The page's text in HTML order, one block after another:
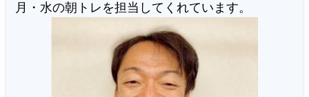
月・水の朝トレを担当してくれています。